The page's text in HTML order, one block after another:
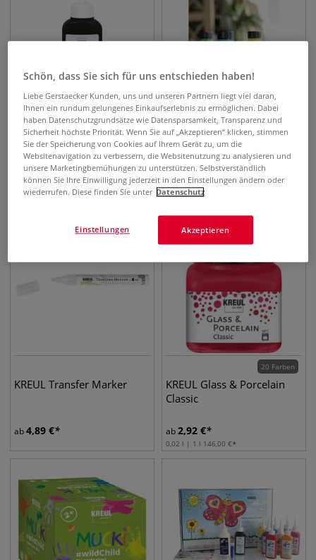
6 Farben
KREUL Window Color
Konturenfarbe
4,13€
0,08 l | 1 l 51,63 €
3 Sets
KREUL Magic Marble
Marmorierfarbe 6er-Sets
ab14,81€
0,12 l | 1 l 123,42
KREUL Transfer Marker
ab4,89 €
20 Farben
KREUL Glass & Porcelain
Classic
ab2,92 €
0,02 l | 1 l 146,00 €
Schön, dass Sie sich für uns entschieden haben!
Liebe Gerstaecker Kunden, uns und unseren Partnern liegt viel daran,
Ihnen ein rundum gelungenes Einkaufserlebnis zu ermöglichen. Dabei
haben Datenschutzgrundsätze wie Datensparsamkeit, Transparenz und
Sicherheit höchste Priorität. Wenn Sie auf „Akzeptieren“ klicken, stimmen
Sie der Speicherung von Cookies auf Ihrem Gerät zu, um die
Websitenavigation zu verbessern, die Websitenutzung zu analysieren und
unsere Marketingbemühungen zu unterstützen. Selbstverständlich
können Sie Ihre Einwilligung jederzeit in den Einstellungen ändern oder
wiederrufen. Diese finden Sie unter Datenschutz
Akzeptieren
Einstellungen